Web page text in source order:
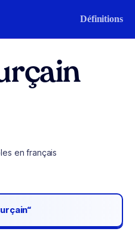
Définitions
en français